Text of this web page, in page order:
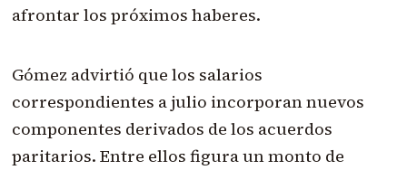
afrontar los próximos haberes.
Gómez advirtió que los salarios
correspondientes a julio incorporan nuevos
componentes derivados de los acuerdos
paritarios. Entre ellos figura un monto de